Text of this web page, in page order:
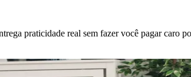
praticidade real sem fazer você pagar caro